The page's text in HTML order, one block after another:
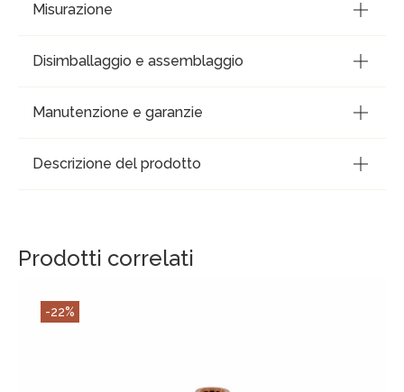
Misurazione
Disimballaggio e assemblaggio
Manutenzione e garanzie
Descrizione del prodotto
Prodotti correlati
-22%